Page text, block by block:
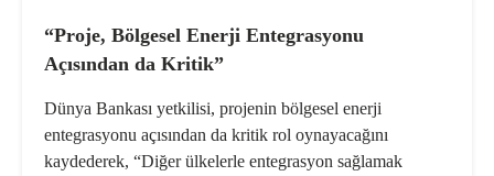
“Proje, Bölgesel Enerji Entegrasyonu
Açısından da Kritik”
Dünya Bankası yetkilisi, projenin bölgesel enerji
entegrasyonu açısından da kritik rol oynayacağını
kaydederek, “Diğer ülkelerle entegrasyon sağlamak